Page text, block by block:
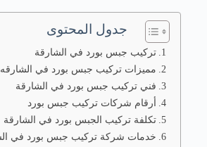
جدول المحتوى
تركيب جبس بورد في الشارقة
مميزات تركيب جبس بورد في الشارقه
فني تركيب جبس بورد في الشارقة
أرقام شركات تركيب جبس بورد
تكلفة تركيب الجبس بورد في الشارقة
خدمات شركة تركيب جبس بورد في